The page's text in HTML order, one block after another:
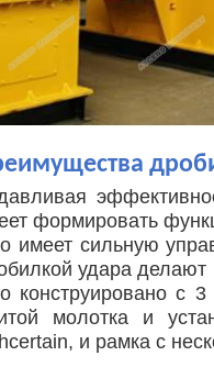
формировать
имеет сильную
удара
конструировано с
молотка и
и рамка с